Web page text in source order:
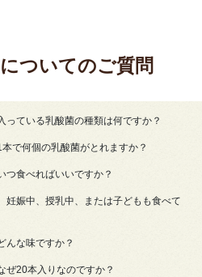
ついてのご質問
っている乳酸菌の種類は何ですか？
で何個の乳酸菌がとれますか？
つ食べればいいですか？
妊娠中、授乳中、または子どもも食べて
んな味ですか？
ぜ20本入りなのですか？